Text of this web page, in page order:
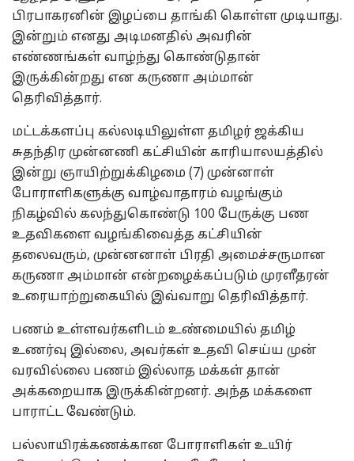
பிரபாகரனின் இழப்பை தாங்கி கொள்ள முடியாது.
இன்றும் எனது அடிமனதில் அவரின்
எண்ணங்கள் வாழ்ந்து கொண்டுதான்
இருக்கின்றது என கருணா அம்மான்
தெரிவித்தார்.
மட்டக்களப்பு கல்லடியிலுள்ள தமிழர் ஜக்கிய
சுதந்திர முன்னணி கட்சியின் காரியாலயத்தில்
இன்று ஞாயிற்றுக்கிழமை (7) முன்னாள்
போராளிகளுக்கு வாழ்வாதாரம் வழங்கும்
நிகழ்வில் கலந்துகொண்டு 100 பேருக்கு பண
உதவிகளை வழங்கிவைத்த கட்சியின்
தலைவரும், முன்னனாள் பிரதி அமைச்சருமான
கருணா அம்மான் என்றழைக்கப்படும் முரளீதரன்
உரையாற்றுகையில் இவ்வாறு தெரிவித்தார்.
பணம் உள்ளவர்களிடம் உண்மையில் தமிழ்
உணர்வு இல்லை, அவர்கள் உதவி செய்ய முன்
வரவில்லை பணம் இல்லாத மக்கள் தான்
அக்கறையாக இருக்கின்றனர். அந்த மக்களை
பாராட்ட வேண்டும்.
பல்லாயிரக்கணக்கான போராளிகள் உயிர்